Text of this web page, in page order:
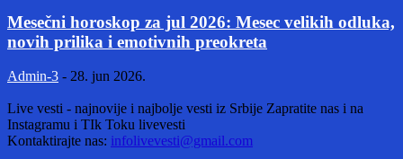
Mesečni horoskop za jul 2026: Mesec velikih odluka,
novih prilika i emotivnih preokreta
Admin-3 - 28. jun 2026.
Live vesti - najnovije i najbolje vesti iz Srbije Zapratite nas i na
Instagramu i TIk Toku livevesti
Kontaktirajte nas: infolivevesti@gmail.com